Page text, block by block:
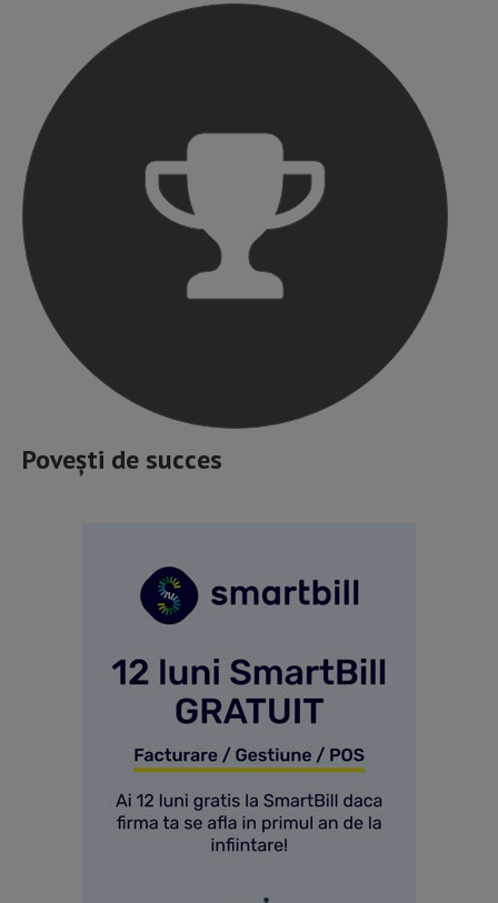
Povești de succes